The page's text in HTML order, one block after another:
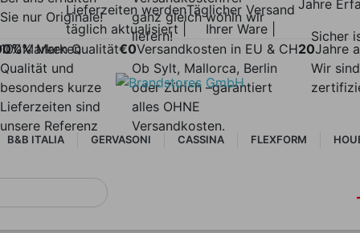
Lieferzeiten werden
täglich aktualisiert |
Täglicher Versand
Ihrer Ware |
Marken Qualität
Sie nur Originale!
100% Marken
Qualität und
besonders kurze
Lieferzeiten sind
unsere Referenz
€0Versandkosten in EU & CH
ganz gleich wohin wir
liefern!
Ob Sylt, Mallorca, Berlin
oder Zürich –garantiert
alles OHNE
Versandkosten.
20Jahre
Jahre
Sicher
Wir
B&B ITALIA GERVASONI CASSINA FLEXFORM